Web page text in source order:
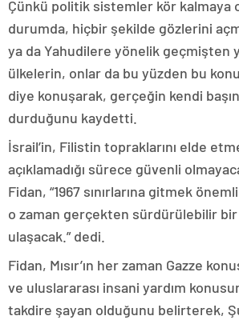
Çünkü politik sistemler kör kalmaya
durumda, hiçbir şekilde gözlerini
ya da Yahudilere yönelik geçmişten
ülkelerin, onlar da bu yüzden bu
diye konuşarak, gerçeğin kendi
durduğunu kaydetti.
İsrail’in, Filistin topraklarını elde
açıklamadığı sürece güvenli
Fidan, “1967 sınırlarına gitmek
o zaman gerçekten sürdürülebilir
ulaşacak.” dedi.
Fidan, Mısır’ın her zaman Gazze
ve uluslararası insani yardım
takdire şayan olduğunu belirterek,